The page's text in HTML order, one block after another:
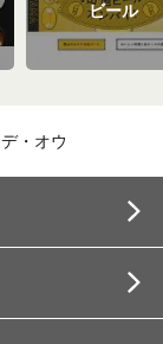
ビール
デ・オウ